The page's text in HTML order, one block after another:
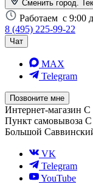
Сменить город.
Работаем с 9:00
8 (495) 225-99-22
Чат
MAX
Telegram
Позвоните мне
Интернет-магазин С
Пункт самовывоза С
Большой
VK
Telegram
YouTube